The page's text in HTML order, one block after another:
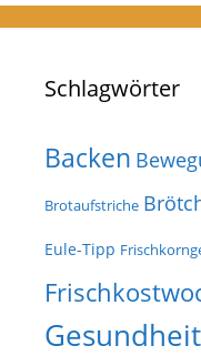
Schlagwörter
Backen
Brotaufstriche
Eule-Tipp
Gesundheit